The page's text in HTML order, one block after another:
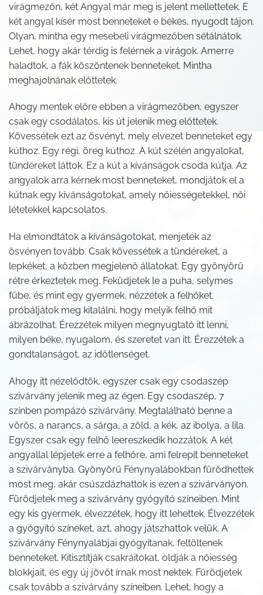
virágmezőn, két Angyal már meg is jelent mellettetek. E
két angyal kísér most benneteket e békés, nyugodt tájon.
Olyan, mintha egy mesebeli virágmezőben sétálnátok.
Lehet, hogy akár térdig is felérnek a virágok. Amerre
haladtok, a fák köszöntenek benneteket. Mintha
meghajolnának előttetek.
Ahogy mentek előre ebben a virágmezőben, egyszer
csak egy csodálatos, kis út jelenik meg előttetek.
Kövessétek ezt az ösvényt, mely elvezet benneteket egy
kúthoz. Egy régi, öreg kúthoz. A kút szélén angyalokat,
tündéreket láttok. Ez a kút a kívánságok csoda kútja. Az
angyalok arra kérnek most benneteket, mondjátok el a
kútnak egy kívánságotokat, amely nőiességetekkel, női
létetekkel kapcsolatos.
Ha elmondtátok a kívánságotokat, menjetek az
ösvényen tovább. Csak kövessétek a tündéreket, a
lepkéket, a közben megjelenő állatokat. Egy gyönyörű
rétre érkeztetek meg. Feküdjetek le a puha, selymes
fűbe, és mint egy gyermek, nézzétek a felhőket.
próbáljátok meg kitalálni, hogy melyik felhő mit
ábrázolhat. Érezzétek milyen megnyugtató itt lenni,
milyen béke, nyugalom, és szeretet van itt. Érezzétek a
gondtalanságot, az időtlenséget.
Ahogy itt nézelődtök, egyszer csak egy csodaszép
szivárvány jelenik meg az égen. Egy csodaszép, 7
színben pompázó szivárvány. Megtalálható benne a
vörös, a narancs, a sárga, a zöld, a kék, az ibolya, a lila.
Egyszer csak egy felhő leereszkedik hozzátok. A két
angyallal lépjetek erre a felhőre, ami felrepít benneteket
a szivárványba. Gyönyörű Fénynyalábokban fürödhettek
most meg, akár csúszdázhattok is ezen a szivárványon.
Fürödjetek meg a szivárvány gyógyító színeiben. Mint
egy kis gyermek, élvezzétek, hogy itt lehettek. Élvezzétek
a gyógyító színeket, azt, ahogy játszhattok velük. A
szivárvány Fénynyalábjai gyógyítanak, feltöltenek
benneteket. Kitisztítják csakráitokat, oldják a nőiesség
blokkjait, és egy új jövőt írnak most nektek. Fürödjetek
csak tovább a szivárvány színeiben. Lehet, hogy a